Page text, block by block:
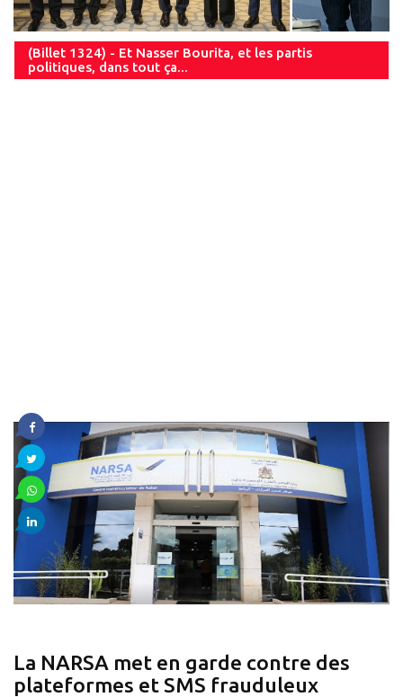
(Billet 1324) - Et Nasser Bourita, et les partis
politiques, dans tout ça...
La NARSA met en garde contre des
plateformes et SMS frauduleux